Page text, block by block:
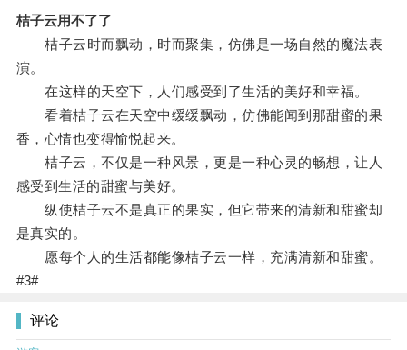
桔子云用不了了
桔子云时而飘动，时而聚集，仿佛是一场自然的魔法表
演。
在这样的天空下，人们感受到了生活的美好和幸福。
看着桔子云在天空中缓缓飘动，仿佛能闻到那甜蜜的果
香，心情也变得愉悦起来。
桔子云，不仅是一种风景，更是一种心灵的畅想，让人
感受到生活的甜蜜与美好。
纵使桔子云不是真正的果实，但它带来的清新和甜蜜却
是真实的。
愿每个人的生活都能像桔子云一样，充满清新和甜蜜。
#3#
评论